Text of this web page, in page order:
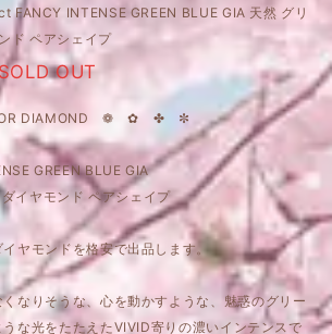
FANCY INTENSE GREEN BLUE GIA 天然 グリ
ド ペアシェイプ
SOLD OUT
DIAMOND ❁ ✿ ✤ ✼
GREEN BLUE GIA
イヤモンド ペアシェイプ
イヤモンドを格安で出品します。
なりそうな、心を動かすような、魅惑のグリー
な光をたたえたVIVID寄りの濃いインテンスで